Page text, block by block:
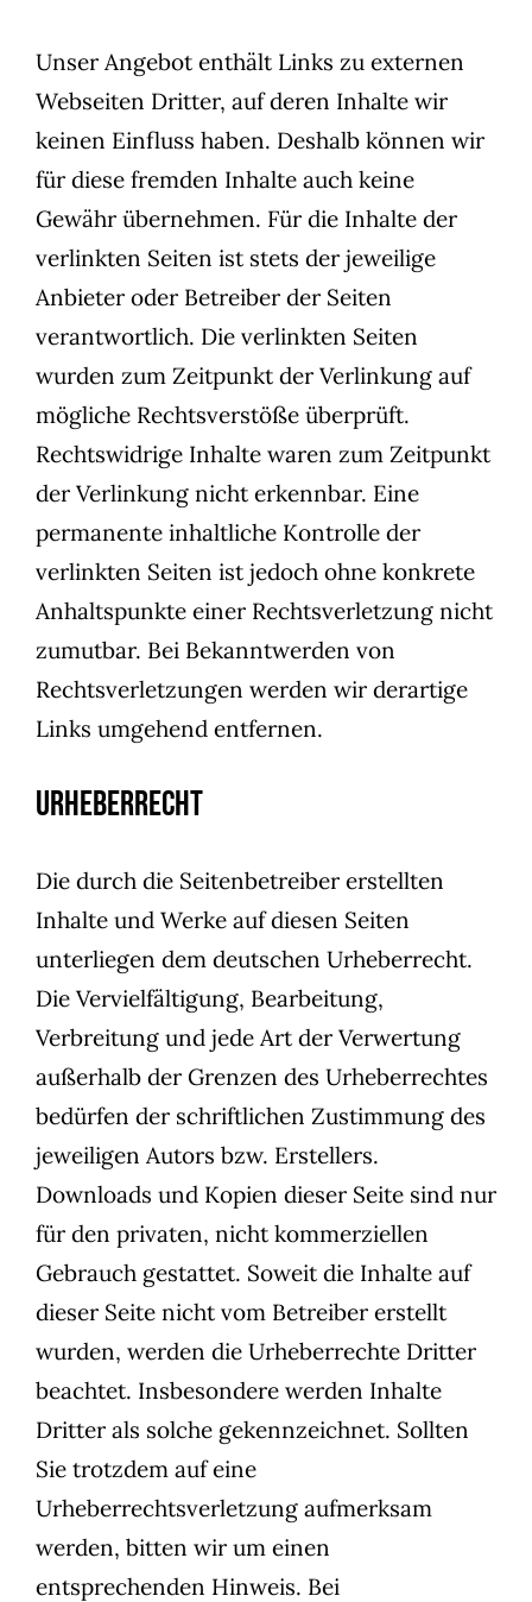
Unser Angebot enthält Links zu externen
Webseiten Dritter, auf deren Inhalte wir
keinen Einfluss haben. Deshalb können wir
für diese fremden Inhalte auch keine
Gewähr übernehmen. Für die Inhalte der
verlinkten Seiten ist stets der jeweilige
Anbieter oder Betreiber der Seiten
verantwortlich. Die verlinkten Seiten
wurden zum Zeitpunkt der Verlinkung auf
mögliche Rechtsverstöße überprüft.
Rechtswidrige Inhalte waren zum Zeitpunkt
der Verlinkung nicht erkennbar. Eine
permanente inhaltliche Kontrolle der
verlinkten Seiten ist jedoch ohne konkrete
Anhaltspunkte einer Rechtsverletzung nicht
zumutbar. Bei Bekanntwerden von
Rechtsverletzungen werden wir derartige
Links umgehend entfernen.
Urheberrecht
Die durch die Seitenbetreiber erstellten
Inhalte und Werke auf diesen Seiten
unterliegen dem deutschen Urheberrecht.
Die Vervielfältigung, Bearbeitung,
Verbreitung und jede Art der Verwertung
außerhalb der Grenzen des Urheberrechtes
bedürfen der schriftlichen Zustimmung des
jeweiligen Autors bzw. Erstellers.
Downloads und Kopien dieser Seite sind nur
für den privaten, nicht kommerziellen
Gebrauch gestattet. Soweit die Inhalte auf
dieser Seite nicht vom Betreiber erstellt
wurden, werden die Urheberrechte Dritter
beachtet. Insbesondere werden Inhalte
Dritter als solche gekennzeichnet. Sollten
Sie trotzdem auf eine
Urheberrechtsverletzung aufmerksam
werden, bitten wir um einen
entsprechenden Hinweis. Bei